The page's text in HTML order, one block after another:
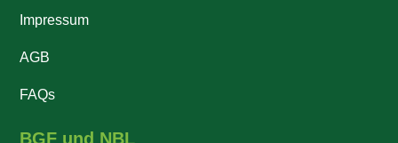
BGF und NBL
Impressum
AGB
FAQs